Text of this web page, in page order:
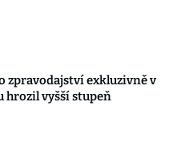
zpravodajství exkluzivně v
hrozil vyšší stupeň